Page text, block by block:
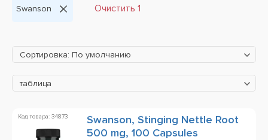
Swanson Очистить 1
Сортировка: По умолчанию
таблица
Код товара: 34873
Swanson, Stinging Nettle Root
500 mg, 100 Capsules